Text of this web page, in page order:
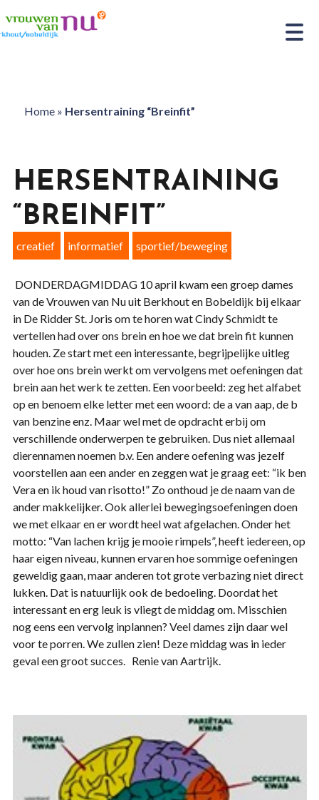
Home» Hersentraining “Breinfit”
HERSENTRAINING
“BREINFIT”
creatief informatief sportief/beweging
DONDERDAGMIDDAG 10 april kwam een groep dames
van de Vrouwen van Nu uit Berkhout en Bobeldijk bij elkaar
in De Ridder St. Joris om te horen wat Cindy Schmidt te
vertellen had over ons brein en hoe we dat brein fit kunnen
houden. Ze start met een interessante, begrijpelijke uitleg
over hoe ons brein werkt om vervolgens met oefeningen dat
brein aan het werk te zetten. Een voorbeeld: zeg het alfabet
op en benoem elke letter met een woord: de a van aap, de b
van benzine enz. Maar wel met de opdracht erbij om
verschillende onderwerpen te gebruiken. Dus niet allemaal
dierennamen noemen b.v. Een andere oefening was jezelf
voorstellen aan een ander en zeggen wat je graag eet: “ik ben
Vera en ik houd van risotto!” Zo onthoud je de naam van de
ander makkelijker. Ook allerlei bewegingsoefeningen doen
we met elkaar en er wordt heel wat afgelachen. Onder het
motto: “Van lachen krijg je mooie rimpels”, heeft iedereen, op
haar eigen niveau, kunnen ervaren hoe sommige oefeningen
geweldig gaan, maar anderen tot grote verbazing niet direct
lukken. Dat is natuurlijk ook de bedoeling. Doordat het
interessant en erg leuk is vliegt de middag om. Misschien
nog eens een vervolg inplannen? Veel dames zijn daar wel
voor te porren. We zullen zien! Deze middag was in ieder
geval een groot succes. Renie van Aartrijk.